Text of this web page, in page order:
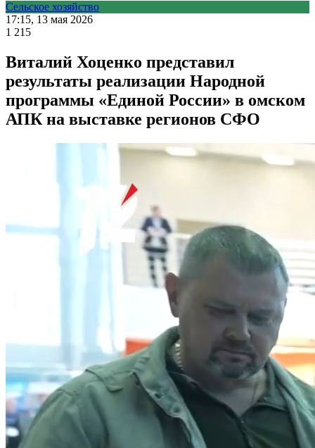
Сельское хозяйство
17:15, 13 мая 2026
1 215
Виталий Хоценко представил
результаты реализации Народной
программы «Единой России» в омском
АПК на выставке регионов СФО